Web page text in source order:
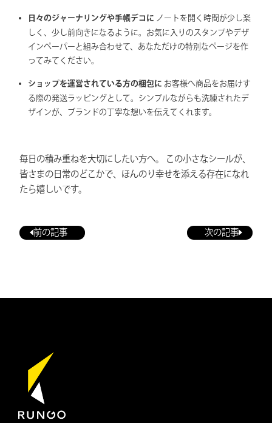
日々のジャーナリングや手帳デコに ノートを開く時間が少し楽
しく、少し前向きになるように。お気に入りのスタンプやデザ
インペーパーと組み合わせて、あなただけの特別なページを作
ってみてください。
ショップを運営されている方の梱包に お客様へ商品をお届けす
る際の発送ラッピングとして。シンプルながらも洗練されたデ
ザインが、ブランドの丁寧な想いを伝えてくれます。
毎日の積み重ねを大切にしたい方へ。 この小さなシールが、
皆さまの日常のどこかで、ほんのり幸せを添える存在になれ
たら嬉しいです。
前の記事 次の記事